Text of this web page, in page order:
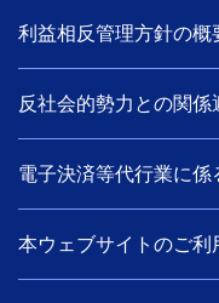
利益相反管理方針の概
反社会的勢力との関
電子決済等代行業に係
本ウェブサイトのご利